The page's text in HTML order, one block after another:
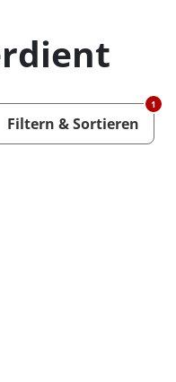
Filtern & Sortieren
1